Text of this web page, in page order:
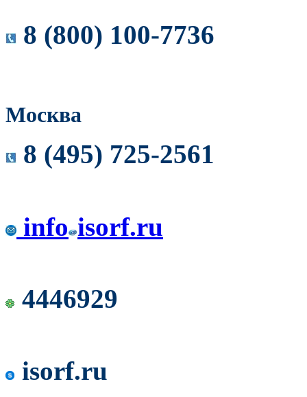
8 (800) 100-7736
Москва
8 (495) 725-2561
info isorf.ru
4446929
isorf.ru